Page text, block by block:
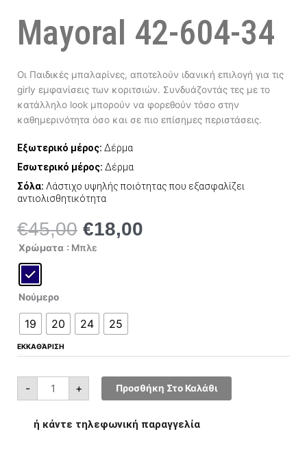
Mayoral 42-604-34
Οι Παιδικές μπαλαρίνες, αποτελούν ιδανική επιλογή για τις
girly εμφανίσεις των κοριτσιών. Συνδυάζοντάς τες με το
κατάλληλο look μπορούν να φορεθούν τόσο στην
καθημερινότητα όσο και σε πιο επίσημες περιστάσεις.
Εξωτερικό μέρος: Δέρμα
Εσωτερικό μέρος: Δέρμα
Σόλα: Λάστιχο υψηλής ποιότητας που εξασφαλίζει
αντιολισθητικότητα
€45,00 Original
price
€18,00
Χρώματα : Μπλε
Νούμερο
19 20 24 25
ΕΚΚΑΘΆΡΙΣΗ
-
Mayoral
42-
34
+ Προσθήκη Στο Καλάθι
ή κάντε τηλεφωνική παραγγελία